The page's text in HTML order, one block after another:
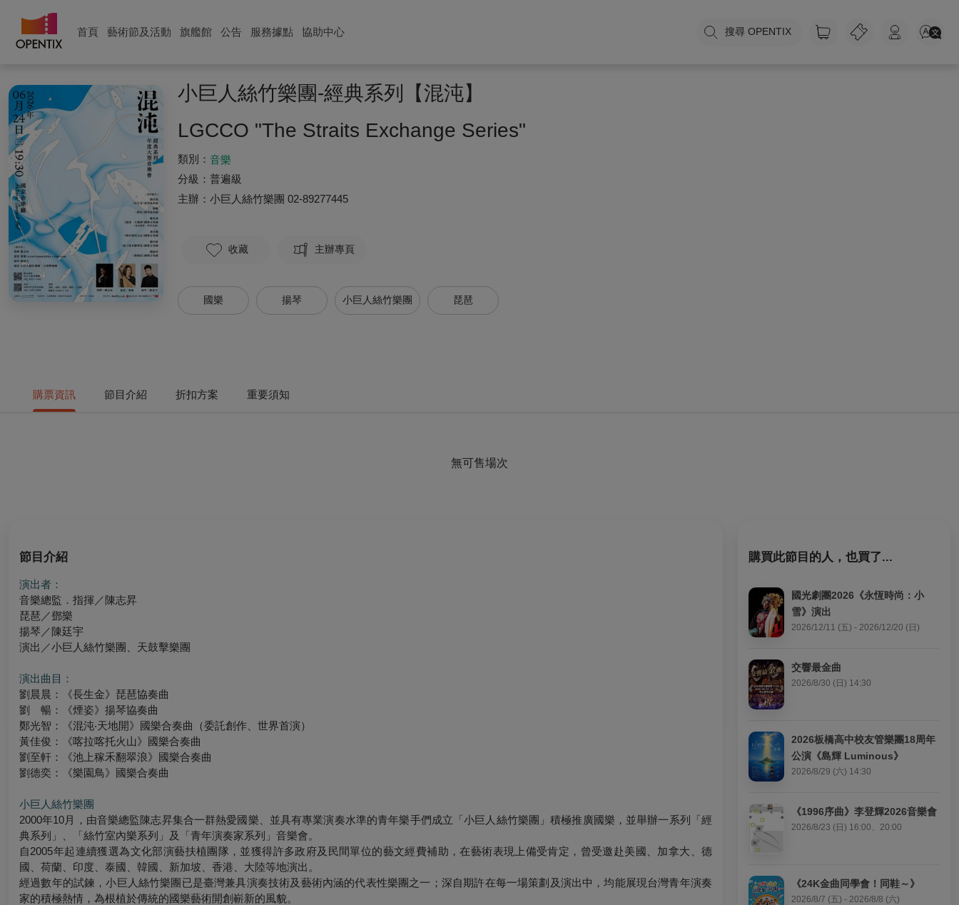
首頁 藝術節及活動 旗艦館 公告 服務據點 協助中心 搜尋 OPENTIX
小巨人絲竹樂團-經典系列【混沌】
LGCCO "The Straits Exchange Series"
類別： 音樂
分級： 普遍級
主辦： 小巨人絲竹樂團 02-89277445
收藏 主辦專頁
國樂 揚琴 小巨人絲竹樂團 琵琶
購票資訊 節目介紹 折扣方案 重要須知
無可售場次
節目介紹
演出者：
音樂總監．指揮／陳志昇
琵琶／鄧樂
揚琴／陳廷宇
演出／小巨人絲竹樂團、天鼓擊樂團
演出曲目：
劉晨晨：《長生金》琵琶協奏曲
劉 暢：《煙姿》揚琴協奏曲
鄭光智：《混沌‧天地開》國樂合奏曲（委託創作、世界首演）
黃佳俊：《喀拉喀托火山》國樂合奏曲
劉至軒：《池上稼禾翻翠浪》國樂合奏曲
劉德奕：《樂園鳥》國樂合奏曲
小巨人絲竹樂團
2000年10月，由音樂總監陳志昇集合一群熱愛國樂、並具有專業演奏水準的青年樂手們成立「小巨人絲竹樂團」積極推廣國樂，並舉辦一系列「經
典系列」、「絲竹室內樂系列」及「青年演奏家系列」音樂會。
自2005年起連續獲選為文化部演藝扶植團隊，並獲得許多政府及民間單位的藝文經費補助，在藝術表現上備受肯定，曾受邀赴美國、加拿大、德
國、荷蘭、印度、泰國、韓國、新加坡、香港、大陸等地演出。
經過數年的試鍊，小巨人絲竹樂團已是臺灣兼具演奏技術及藝術內涵的代表性樂團之一；深自期許在每一場策劃及演出中，均能展現台灣青年演奏
家的積極熱情，為根植於傳統的國樂藝術開創嶄新的風貌。
購買此節目的人，也買了...
國光劇團2026《永恆時尚：小
雪》演出
2026/12/11 (五) - 2026/12/20 (日)
交響最金曲
2026/8/30 (日) 14:30
2026板橋高中校友管樂團18周年
公演《島輝 Luminous》
2026/8/29 (六) 14:30
《1996序曲》李登輝2026音樂會
2026/8/23 (日) 16:00、20:00
《24K金曲同學會！同鞋～》
2026/8/7 (五) - 2026/8/8 (六)